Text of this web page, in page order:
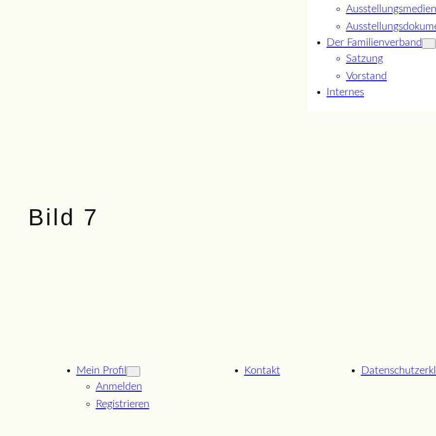
Ausstellungsmedien
Der Familienverband
Satzung
Vorstand
Internes
Bild 7
Mein Profil
Anmelden
Registrieren
Kontakt